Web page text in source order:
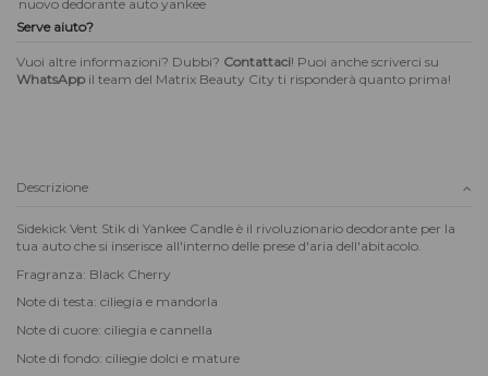
nuovo dedorante auto yankee
Serve aiuto?
Vuoi altre informazioni? Dubbi? Contattaci! Puoi anche scriverci su
WhatsAppil team del Matrix Beauty City ti risponderà quanto prima!
Descrizione
Sidekick Vent Stik di Yankee Candle è il rivoluzionario deodorante per la
tua auto che si inserisce all'interno delle prese d'aria dell'abitacolo.
Fragranza: Black Cherry
Note di testa: ciliegia e mandorla
Note di cuore: ciliegia e cannella
Note di fondo: ciliegie dolci e mature